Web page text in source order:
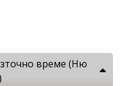
време (Ню